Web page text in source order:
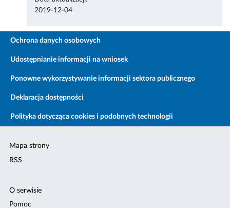
2019-12-04
Ochrona danych osobowych
Udostępnianie informacji na wniosek
Ponowne wykorzystywanie informacji sektora publicznego
Deklaracja dostępności
Polityka dotycząca cookies i podobnych technologii
Mapa strony
RSS
O serwisie
Pomoc